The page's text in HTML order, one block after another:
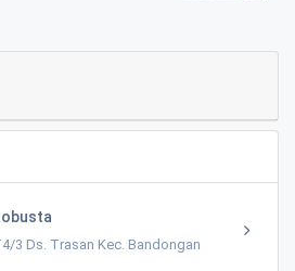
3 Ds. Trasan Kec. Bandongan